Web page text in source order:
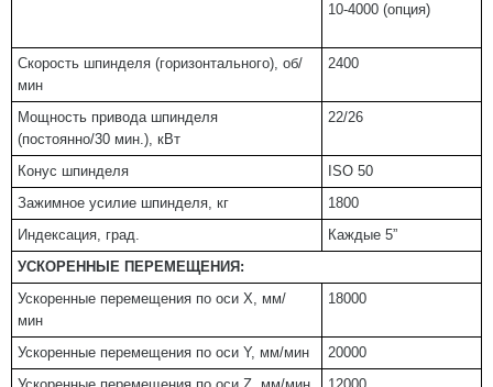
10-4000 (опция)
Скорость шпинделя (горизонтального), об/
мин
2400
Мощность привода шпинделя
(постоянно/30 мин.), кВт
22/26
Конус шпинделя
ISO 50
Зажимное усилие шпинделя, кг
1800
Индексация, град.
Каждые 5”
УСКОРЕННЫЕ ПЕРЕМЕЩЕНИЯ:
Ускоренные перемещения по оси X, мм/
мин
18000
Ускоренные перемещения по оси Y, мм/мин
20000